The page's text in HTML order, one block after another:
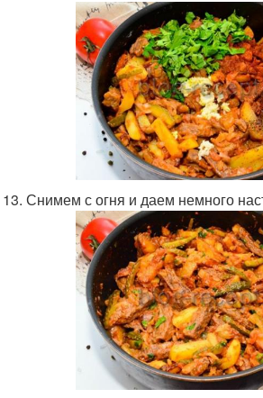
Снимем с огня и даем немного